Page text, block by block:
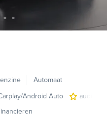
Automaat
Android Auto
audio